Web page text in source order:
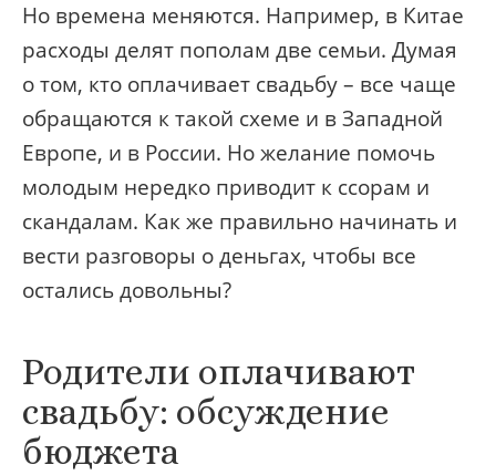
Но времена меняются. Например, в Китае
расходы делят пополам две семьи. Думая
о том, кто оплачивает свадьбу – все чаще
обращаются к такой схеме и в Западной
Европе, и в России. Но желание помочь
молодым нередко приводит к ссорам и
скандалам. Как же правильно начинать и
вести разговоры о деньгах, чтобы все
остались довольны?
Родители оплачивают
свадьбу: обсуждение
бюджета